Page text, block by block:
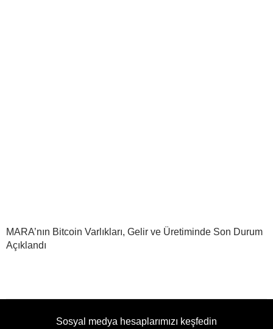
MARA’nın Bitcoin Varlıkları, Gelir ve Üretiminde Son Durum
Açıklandı
Sosyal medya hesaplarımızı keşfedin